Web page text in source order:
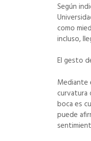
Según
como
incluso,
El gesto
Mediante
curvatura
boca es
puede